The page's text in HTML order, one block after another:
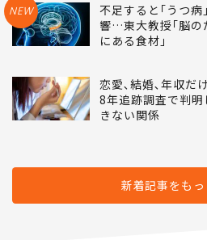
NEW
不足すると｢うつ
響…東大教授｢脳の
にある食材｣
恋愛､結婚､年収
8年追跡調査で判
きない関係
新着記事をもっ